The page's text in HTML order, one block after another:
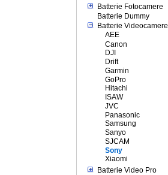
Batterie Fotocamere
Batterie Dummy
Batterie Videocamere
AEE
Canon
DJI
Drift
Garmin
GoPro
Hitachi
ISAW
JVC
Panasonic
Samsung
Sanyo
SJCAM
Sony
Xiaomi
Batterie Video Pro